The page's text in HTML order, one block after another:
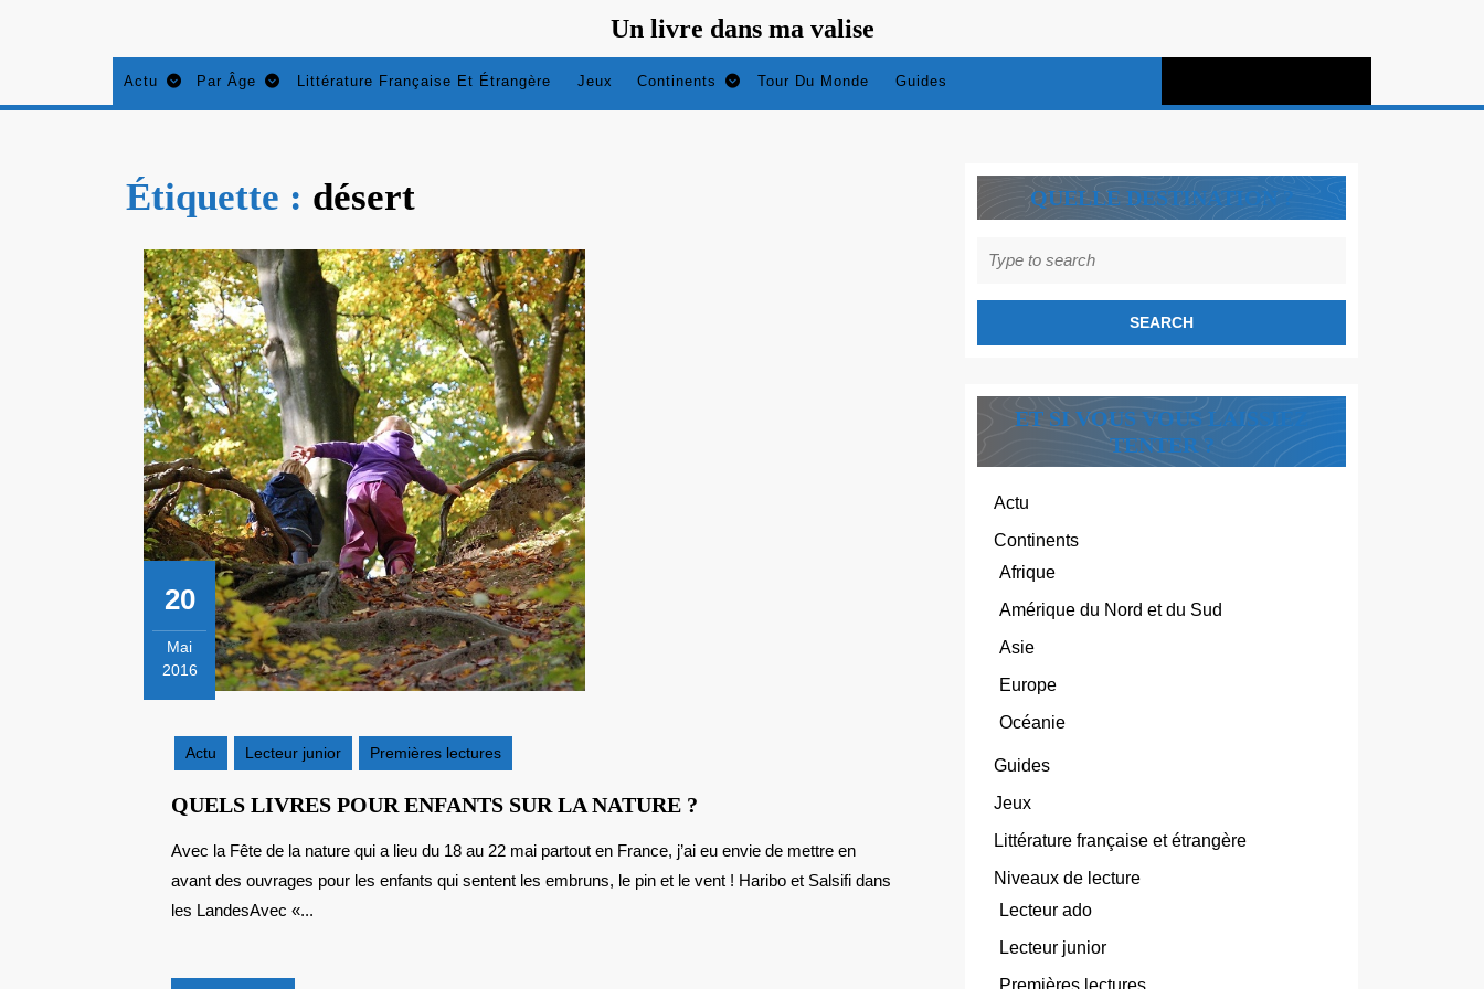
Un livre dans ma valise
Actu Par Âge Littérature Française Et Étrangère Jeux Continents Tour Du Monde Guides
Étiquette : désert
20
Mai
2016
2016
Actu
Lecteur junior Premières lectures
QUELS LIVRES POUR ENFANTS SUR LA NATURE ?
POUR
ENFANTS
Avec la Fête de la nature qui a lieu du 18 au 22 mai partout en France, j’ai eu envie de mettre en
avant des ouvrages pour les enfants qui sentent les embruns, le pin et le vent ! Haribo et Salsifi dans
les LandesAvec «...
QUELLE DESTINATION ?
for:
ET SI VOUS VOUS LAISSIEZ
TENTER ?
Actu
Continents
Afrique
Amérique du Nord et du Sud
Asie
Europe
Océanie
Guides
Jeux
Littérature française et étrangère
Niveaux de lecture
Lecteur ado
Lecteur junior
Premières lectures